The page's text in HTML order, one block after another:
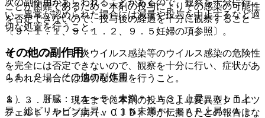
ことが困難であるため、本剤の投与によりその感染の可能性
を否定できないので、投与後の経過を十分に観察すること
〔９．１．１、９．１．２、９．５妊婦の項参照〕。
８．３．２． 肝炎ウイルス感染等のウイルス感染の危険性
を完全には否定できないので、観察を十分に行い、症状があ
らわれた場合には適切な処置を行うこと。
８．３．３． 現在までに本剤の投与により変異型クロイツ
フェルト・ヤコブ病（ｖＣＪＤ）等が伝播したとの報告はな
い、異常が認められた場合には減量や投与を中止するなど適
切な処置を行うこと。
その他の副作用
１１．２． その他の副作用
１）． 肝臓：（１〜５％未満＊）ＡＳＴ上昇、ＡＬＴ上
昇、総ビリルビン上昇、（１％未満＊）ＬＡＰ上昇、Ａｌ